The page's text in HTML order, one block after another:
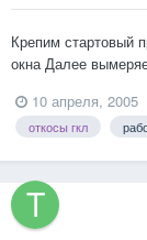
Крепим стартовый
окна Далее
пенополистирол,
утеплитель не
10 апреля, 2005
откосы гкл